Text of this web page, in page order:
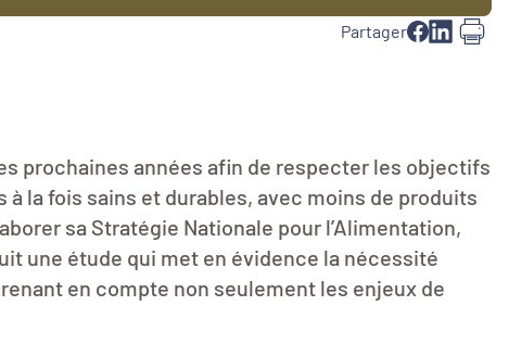
Partager
prochaines années afin de respecter les objectifs
la fois sains et durables, avec moins de produits
sa Stratégie Nationale pour l’Alimentation,
une étude qui met en évidence la nécessité
en compte non seulement les enjeux de